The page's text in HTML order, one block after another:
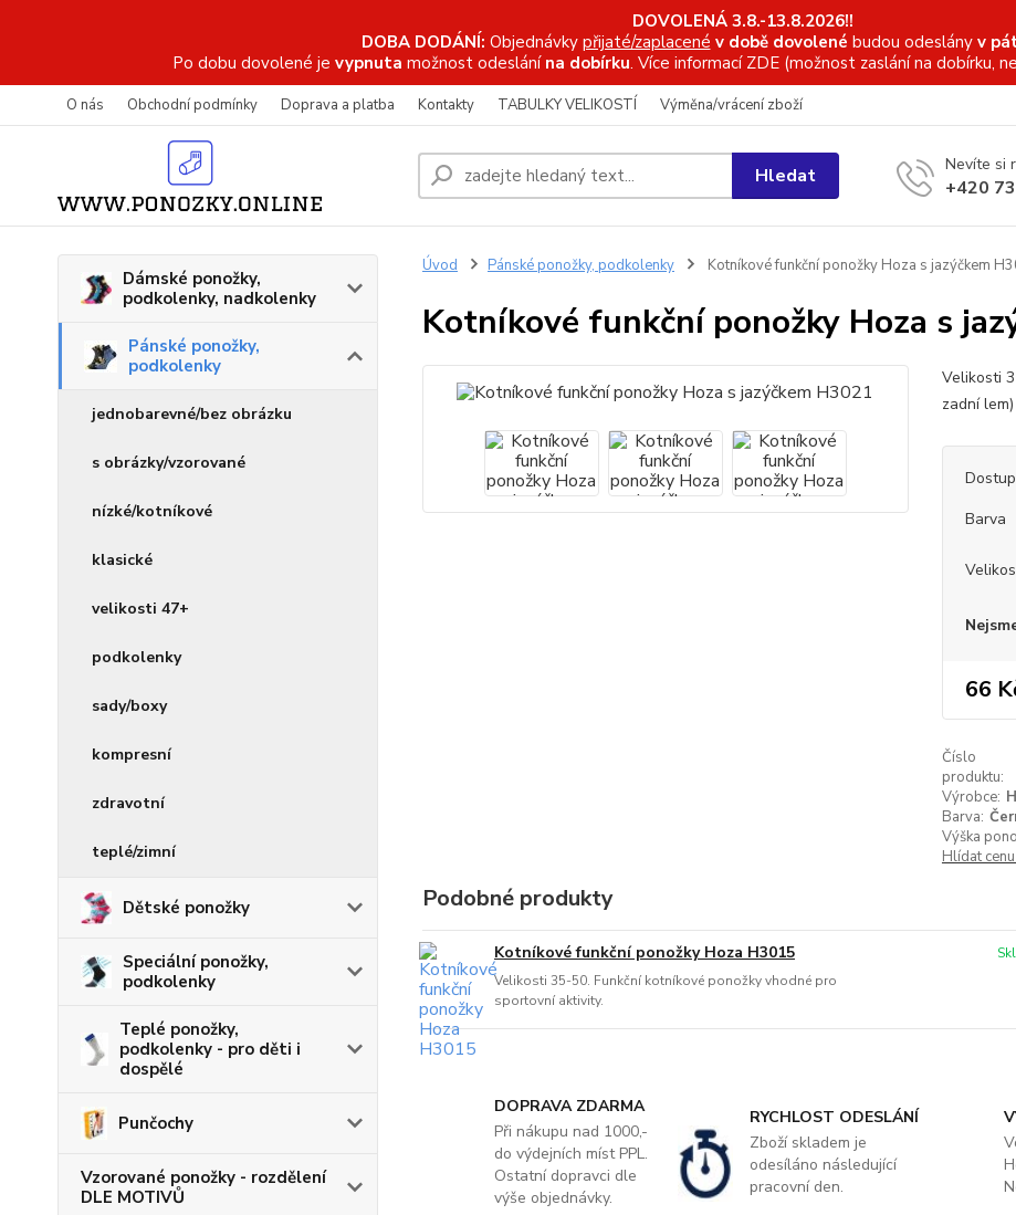
DOVOLENÁ 3.8.-13.8.2026!!
DOBA DODÁNÍ: Objednávky přijaté/zaplacené v době dovolené budou odeslány v
Po dobu dovolené je vypnuta možnost odeslání na dobírku. Více informací ZDE (možnost zaslání na dobírku,
O nás Obchodní podmínky Doprava a platba Kontakty TABULKY VELIKOSTÍ Výměna/vrácení zboží
Hledat Nevíte si
+420
Dámské ponožky,
podkolenky, nadkolenky
Pánské ponožky,
podkolenky
jednobarevné/bez obrázku
s obrázky/vzorované
nízké/kotníkové
klasické
velikosti 47+
podkolenky
sady/boxy
kompresní
zdravotní
teplé/zimní
Dětské ponožky
Speciální ponožky,
podkolenky
Teplé ponožky,
podkolenky - pro děti i
dospělé
Punčochy
Vzorované ponožky - rozdělení
DLE MOTIVŮ
Úvod Pánské ponožky, podkolenky Kotníkové funkční ponožky Hoza s jazýčkem
Kotníkové funkční ponožky Hoza s
Velikosti
zadní
Barva
66
Číslo
produktu:
Výrobce:
Barva:
Výška
Hlídat
Podobné produkty
Kotníkové funkční ponožky Hoza H3015
Velikosti 35-50. Funkční kotníkové ponožky vhodné pro
sportovní aktivity.
DOPRAVA ZDARMA
Při nákupu nad 1000,-
do výdejních míst PPL.
Ostatní dopravci dle
výše objednávky.
RYCHLOST ODESLÁNÍ
Zboží skladem je
odesíláno následující
pracovní den.